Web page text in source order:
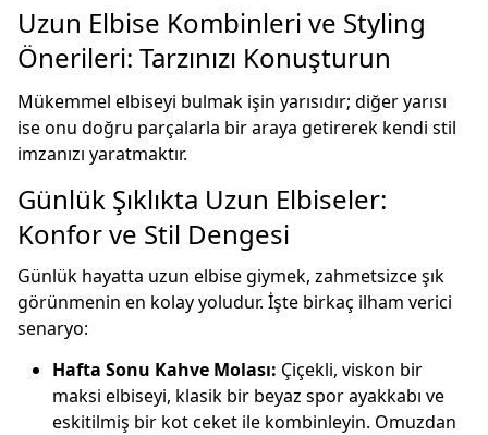
Uzun Elbise Kombinleri ve Styling
Önerileri: Tarzınızı Konuşturun
Mükemmel elbiseyi bulmak işin yarısıdır; diğer yarısı
ise onu doğru parçalarla bir araya getirerek kendi stil
imzanızı yaratmaktır.
Günlük Şıklıkta Uzun Elbiseler:
Konfor ve Stil Dengesi
Günlük hayatta uzun elbise giymek, zahmetsizce şık
görünmenin en kolay yoludur. İşte birkaç ilham verici
senaryo:
Hafta Sonu Kahve Molası: Çiçekli, viskon bir
maksi elbiseyi, klasik bir beyaz spor ayakkabı ve
eskitilmiş bir kot ceket ile kombinleyin. Omuzdan